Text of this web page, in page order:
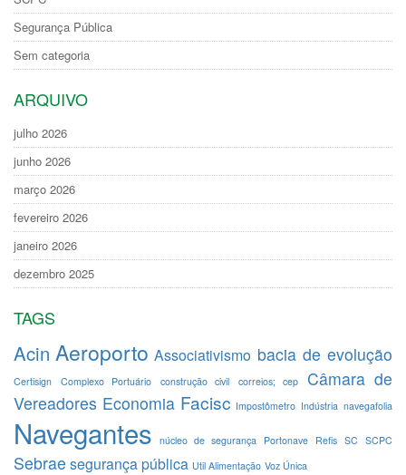
Segurança Pública
Sem categoria
ARQUIVO
julho 2026
junho 2026
março 2026
fevereiro 2026
janeiro 2026
dezembro 2025
TAGS
Acin Aeroporto Associativismo bacia de evolução
Certisign Complexo Portuário construção civil correios; cep
Câmara de
Vereadores Economia Facisc Impostômetro Indústria navegafolia
Navegantes núcleo de segurança Portonave Refis SC SCPC
Sebrae segurança pública Util Alimentação Voz Única